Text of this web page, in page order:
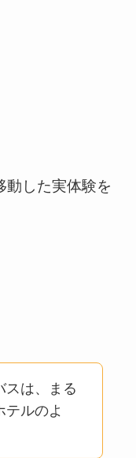
動した実体験を
スは、まる
テルのよ